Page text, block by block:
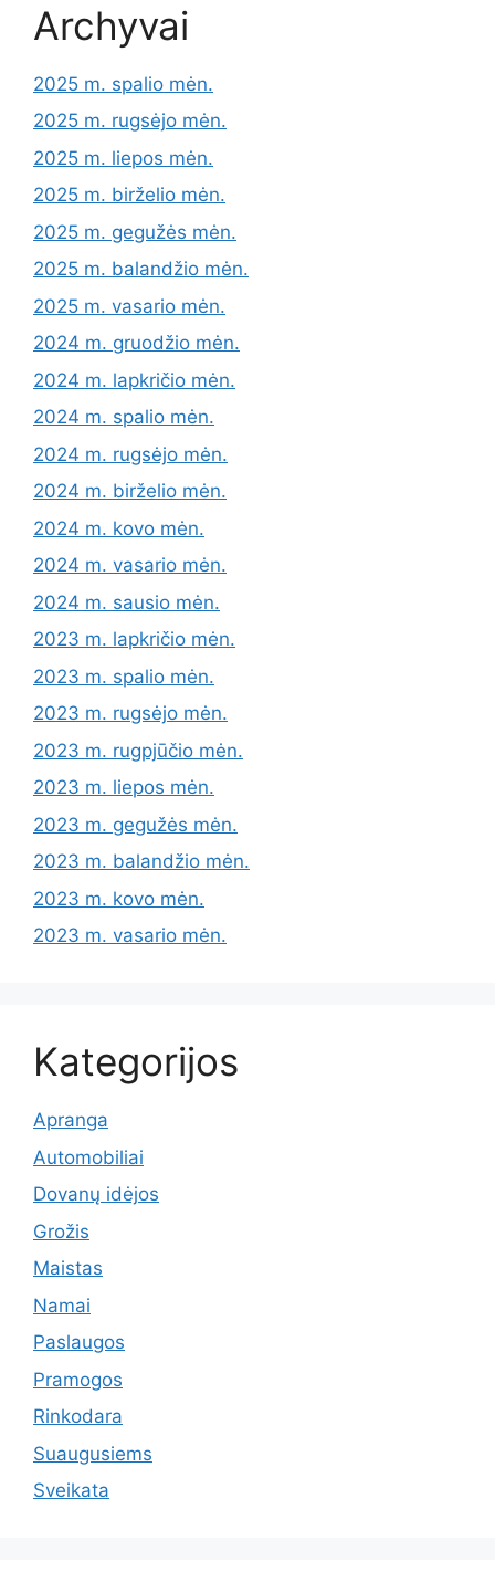
Archyvai
2025 m. spalio mėn.
2025 m. rugsėjo mėn.
2025 m. liepos mėn.
2025 m. birželio mėn.
2025 m. gegužės mėn.
2025 m. balandžio mėn.
2025 m. vasario mėn.
2024 m. gruodžio mėn.
2024 m. lapkričio mėn.
2024 m. spalio mėn.
2024 m. rugsėjo mėn.
2024 m. birželio mėn.
2024 m. kovo mėn.
2024 m. vasario mėn.
2024 m. sausio mėn.
2023 m. lapkričio mėn.
2023 m. spalio mėn.
2023 m. rugsėjo mėn.
2023 m. rugpjūčio mėn.
2023 m. liepos mėn.
2023 m. gegužės mėn.
2023 m. balandžio mėn.
2023 m. kovo mėn.
2023 m. vasario mėn.
Kategorijos
Apranga
Automobiliai
Dovanų idėjos
Grožis
Maistas
Namai
Paslaugos
Pramogos
Rinkodara
Suaugusiems
Sveikata